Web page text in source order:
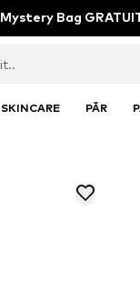
Mystery Bag
SKINCARE PĂR